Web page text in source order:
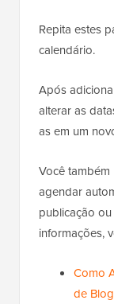
Repita estes
calendário.
Após
alterar as
as em um
Você
agendar
publicação
informações,
Como
de